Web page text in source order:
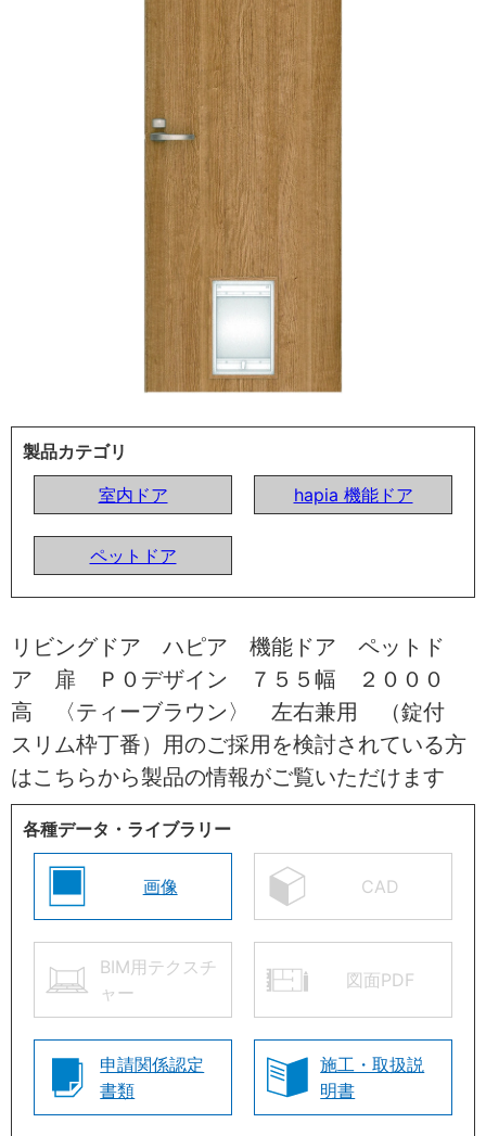
製品カテゴリ
室内ドア
hapia 機能ドア
ペットドア
リビングドア ハピア 機能ドア ペットド
ア 扉 Ｐ０デザイン ７５５幅 ２０００
高 〈ティーブラウン〉 左右兼用 （錠付
スリム枠丁番）用のご採用を検討されている方
はこちらから製品の情報がご覧いただけます
各種データ・ライブラリー
画像 CAD
BIM用テクスチ
ャー
図面PDF
申請関係認定
書類
施工・取扱説
明書